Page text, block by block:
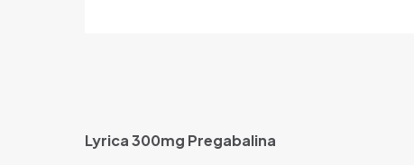
Lyrica 300mg Pregabalina